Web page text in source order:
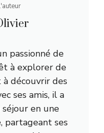
passionné de
à explorer de
découvrir des
ses amis, il a
en une
partageant ses